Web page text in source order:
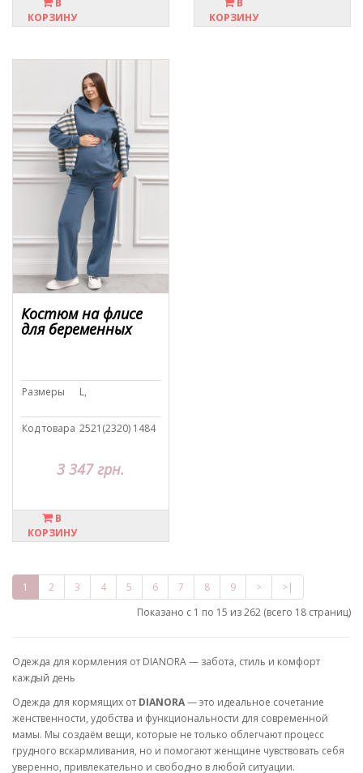
В
КОРЗИНУ
В
КОРЗИНУ
Костюм на флисе
для беременных
Размеры L,
Код товара 2521(2320) 1484
3 347 грн.
В
КОРЗИНУ
1 2 3 4 5 6 7 8 9 >
>|
Показано с 1 по 15 из 262 (всего 18 страниц)
Одежда для кормления от DIANORA — забота, стиль и комфорт
каждый день
Одежда для кормящих от DIANORA— это идеальное сочетание
женственности, удобства и функциональности для современной
мамы. Мы создаём вещи, которые не только облегчают процесс
грудного вскармливания, но и помогают женщине чувствовать себя
уверенно, привлекательно и свободно в любой ситуации.